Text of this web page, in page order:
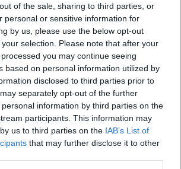
of the sale, sharing to third parties, or
personal or sensitive information for
by us, please use the below opt-out
selection. Please note that after your
you may continue seeing
based on personal information utilized by
disclosed to third parties prior to
separately opt-out of the further
information by third parties on the
participants. This information may
us to third parties on the IAB’s List of
that may further disclose it to other
gesondheidsvoordele
natuur se vergete
2026 om 19:00:56 UTC
al eeue lank in
Midde-Oosterse kulture
bly dit grootliks onbekend in baie
Hierdie antieke vrug bevat 'n
voedingswaarde en bied
wat die
nou eers ten volle begin